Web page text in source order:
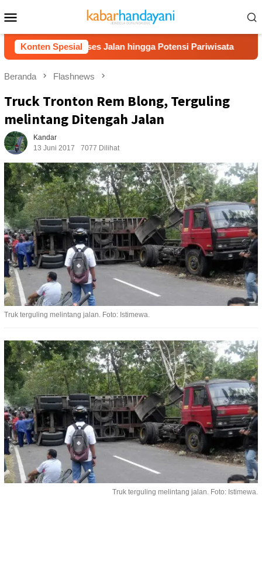
ke
kontenMobile
Konten Spesial
Akses Jalan hingga Potensi Pariwisata Film
Beranda Flashnews
Truck Tronton Rem Blong, Terguling
melintang Ditengah Jalan
Kandar
13 Juni 2017
7077 Dilihat
Truk terguling melintang jalan. Foto: Istimewa.
Truk terguling melintang jalan. Foto: Istimewa.